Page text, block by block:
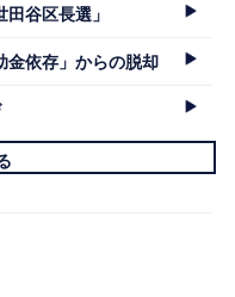
谷区長選」
金依存」からの脱却